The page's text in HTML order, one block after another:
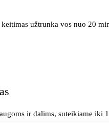
užtrunka vos nuo 20
ir dalims, suteikiame iki